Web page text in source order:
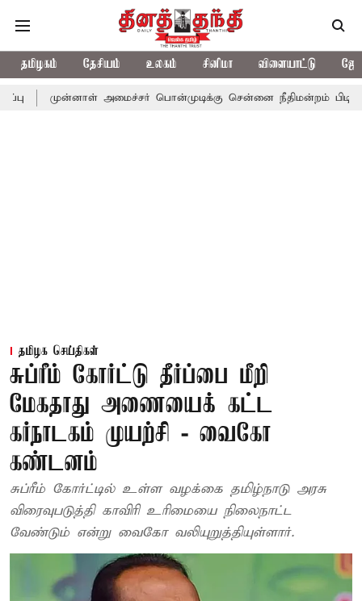
தமிழகம் தேசியம் உலகம் சினிமா விளையாட்டு
அமைச்சர் பொன்முடிக்கு சென்னை நீதிமன்றம் பிடிவாராண்ட்
தமிழக செய்திகள்
சுப்ரீம் கோர்ட்டு தீர்ப்பை மீறி
மேகதாது அணையைக் கட்ட
கர்நாடகம் முயற்சி - வைகோ
கண்டனம்
சுப்ரீம் கோர்ட்டில் உள்ள வழக்கை தமிழ்நாடு அரசு
விரைவுபடுத்தி காவிரி உரிமையை நிலைநாட்ட
வேண்டும் என்று வைகோ வலியுறுத்தியுள்ளார்.